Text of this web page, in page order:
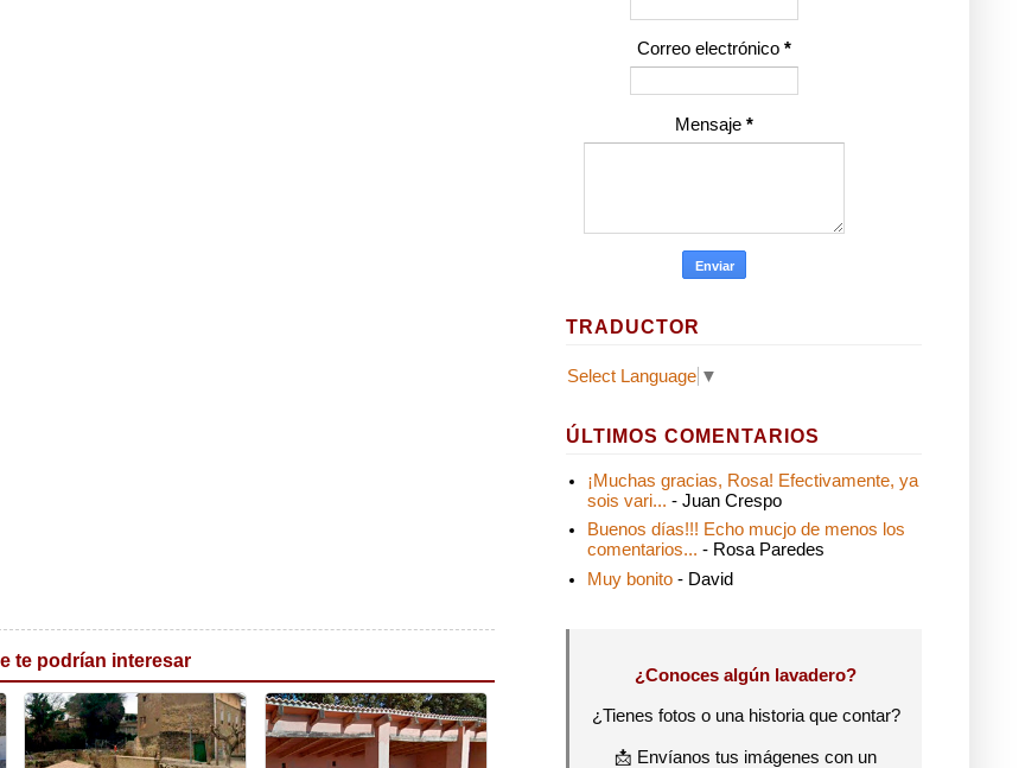
te podrían interesar
Correo electrónico *
Mensaje *
TRADUCTOR
Select Language ▼
ÚLTIMOS COMENTARIOS
¡Muchas gracias, Rosa! Efectivamente, ya
sois vari... - Juan Crespo
Buenos días!!! Echo mucjo de menos los
comentarios... - Rosa Paredes
Muy bonito - David
¿Conoces algún lavadero?
¿Tienes fotos o una historia que contar?
📩 Envíanos tus imágenes con un